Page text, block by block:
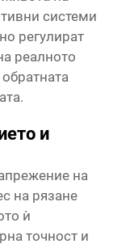
системи
регулират
реалното
и
на
на рязане
ѝ
точност и